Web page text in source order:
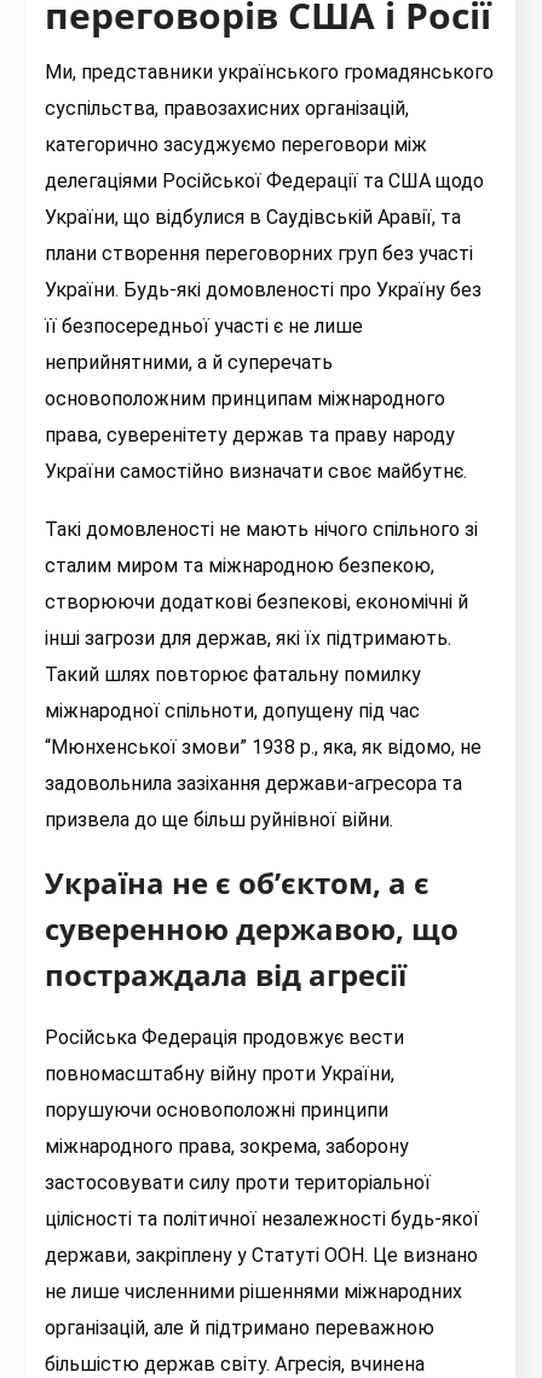
переговорів США і Росії
Ми, представники українського громадянського
суспільства, правозахисних організацій,
категорично засуджуємо переговори між
делегаціями Російської Федерації та США щодо
України, що відбулися в Саудівській Аравії, та
плани створення переговорних груп без участі
України. Будь-які домовленості про Україну без
її безпосередньої участі є не лише
неприйнятними, а й суперечать
основоположним принципам міжнародного
права, суверенітету держав та праву народу
України самостійно визначати своє майбутнє.
Такі домовленості не мають нічого спільного зі
сталим миром та міжнародною безпекою,
створюючи додаткові безпекові, економічні й
інші загрози для держав, які їх підтримають.
Такий шлях повторює фатальну помилку
міжнародної спільноти, допущену під час
“Мюнхенської змови” 1938 р., яка, як відомо, не
задовольнила зазіхання держави-агресора та
призвела до ще більш руйнівної війни.
Україна не є об’єктом, а є
суверенною державою, що
постраждала від агресії
Російська Федерація продовжує вести
повномасштабну війну проти України,
порушуючи основоположні принципи
міжнародного права, зокрема, заборону
застосовувати силу проти територіальної
цілісності та політичної незалежності будь-якої
держави, закріплену у Статуті ООН. Це визнано
не лише численними рішеннями міжнародних
організацій, але й підтримано переважною
більшістю держав світу. Агресія, вчинена